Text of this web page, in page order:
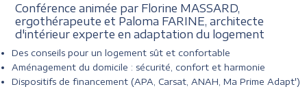
Conférence animée par Florine MASSARD,
ergothérapeute et Paloma FARINE, architecte
d'intérieur experte en adaptation du logement
Des conseils pour un logement sût et confortable
Aménagement du domicile : sécurité, confort et harmonie
Dispositifs de financement (APA, Carsat, ANAH, Ma Prime Adapt')